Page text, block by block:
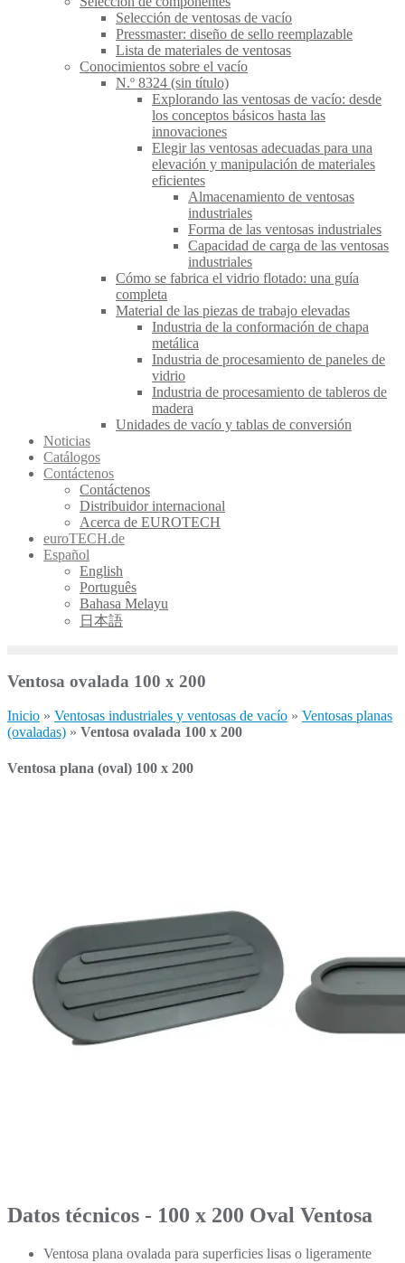
Selección de ventosas de vacío
Pressmaster: diseño de sello reemplazable
Lista de materiales de ventosas
Conocimientos sobre el vacío
N.º 8324 (sin título)
Explorando las ventosas de vacío: desde
los conceptos básicos hasta las
innovaciones
Elegir las ventosas adecuadas para una
elevación y manipulación de materiales
eficientes
Almacenamiento de ventosas
industriales
Forma de las ventosas industriales
Capacidad de carga de las ventosas
industriales
Cómo se fabrica el vidrio flotado: una guía
completa
Material de las piezas de trabajo elevadas
Industria de la conformación de chapa
metálica
Industria de procesamiento de paneles de
vidrio
Industria de procesamiento de tableros de
madera
Unidades de vacío y tablas de conversión
Noticias
Catálogos
Contáctenos
Contáctenos
Distribuidor internacional
Acerca de EUROTECH
euroTECH.de
Español
English
Português
Bahasa Melayu
日本語
Ventosa ovalada 100 x 200
Inicio » Ventosas industriales y ventosas de vacío » Ventosas planas
(ovaladas) » Ventosa ovalada 100 x 200​
Ventosa plana (oval) 100 x 200
Datos técnicos - 100 x 200 Oval Ventosa
Ventosa plana ovalada para superficies lisas o ligeramente